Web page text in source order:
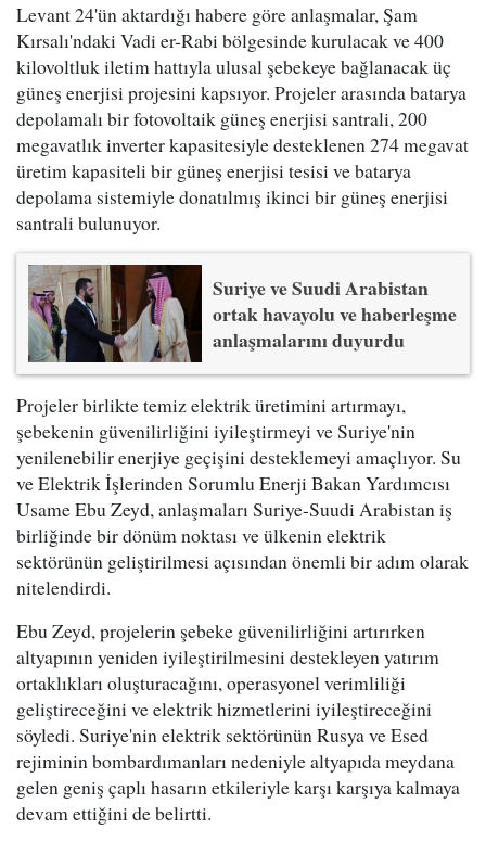
Levant 24'ün aktardığı habere göre anlaşmalar, Şam
Kırsalı'ndaki Vadi er-Rabi bölgesinde kurulacak ve 400
kilovoltluk iletim hattıyla ulusal şebekeye bağlanacak üç
güneş enerjisi projesini kapsıyor. Projeler arasında batarya
depolamalı bir fotovoltaik güneş enerjisi santrali, 200
megavatlık inverter kapasitesiyle desteklenen 274 megavat
üretim kapasiteli bir güneş enerjisi tesisi ve batarya
depolama sistemiyle donatılmış ikinci bir güneş enerjisi
santrali bulunuyor.
Suriye ve Suudi Arabistan
ortak havayolu ve haberleşme
anlaşmalarını duyurdu
Projeler birlikte temiz elektrik üretimini artırmayı,
şebekenin güvenilirliğini iyileştirmeyi ve Suriye'nin
yenilenebilir enerjiye geçişini desteklemeyi amaçlıyor. Su
ve Elektrik İşlerinden Sorumlu Enerji Bakan Yardımcısı
Usame Ebu Zeyd, anlaşmaları Suriye-Suudi Arabistan iş
birliğinde bir dönüm noktası ve ülkenin elektrik
sektörünün geliştirilmesi açısından önemli bir adım olarak
nitelendirdi.
Ebu Zeyd, projelerin şebeke güvenilirliğini artırırken
altyapının yeniden iyileştirilmesini destekleyen yatırım
ortaklıkları oluşturacağını, operasyonel verimliliği
geliştireceğini ve elektrik hizmetlerini iyileştireceğini
söyledi. Suriye'nin elektrik sektörünün Rusya ve Esed
rejiminin bombardımanları nedeniyle altyapıda meydana
gelen geniş çaplı hasarın etkileriyle karşı karşıya kalmaya
devam ettiğini de belirtti.